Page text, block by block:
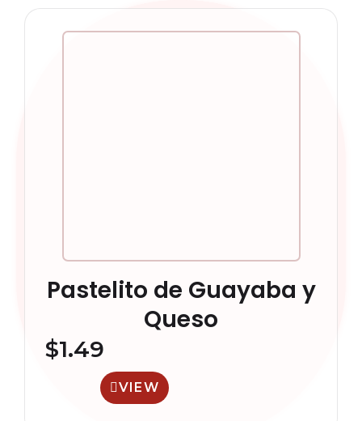
Pastelito de Guayaba y
Queso
$1.49
VIEW